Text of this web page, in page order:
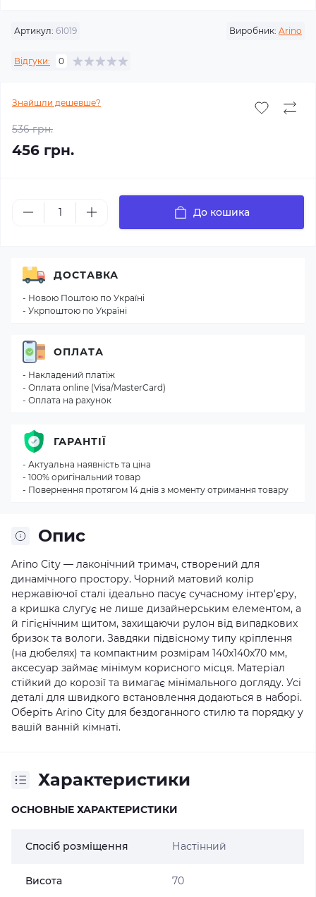
Артикул: 61019 Виробник: Arino
Відгуки: 0
Знайшли дешевше?
536 грн.
456 грн.
До кошика
Опис
Arino Сity — лаконічний тримач, створений для
динамічного простору. Чорний матовий колір
нержавіючої сталі ідеально пасує сучасному інтер'єру,
а кришка слугує не лише дизайнерським елементом, а
й гігієнічним щитом, захищаючи рулон від випадкових
бризок та вологи. Завдяки підвісному типу кріплення
(на дюбелях) та компактним розмірам 140х140х70 мм,
аксесуар займає мінімум корисного місця. Матеріал
стійкий до корозії та вимагає мінімального догляду. Усі
деталі для швидкого встановлення додаються в наборі.
Оберіть Arino Сity для бездоганного стилю та порядку у
вашій ванній кімнаті.
Характеристики
ОСНОВНЫЕ ХАРАКТЕРИСТИКИ
Спосіб розміщення Настінний
Висота 70
ДОСТАВКА
- Новою Поштою по Україні
- Укрпоштою по Україні
ОПЛАТА
- Накладений платіж
- Оплата online (Visa/MasterCard)
- Оплата на рахунок
ГАРАНТІЇ
- Актуальна наявність та ціна
- 100% оригінальний товар
- Повернення протягом 14 днів з моменту отримання товару